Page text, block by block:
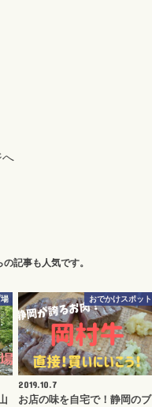
へ
の記事も人気です。
おでかけスポット
2019.10.7
お店の味を自宅で！静岡のブ